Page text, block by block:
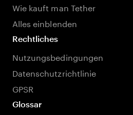
Wie kauft man Tether
Alles einblenden
Rechtliches
Nutzungsbedingungen
Datenschutzrichtlinie
GPSR
Glossar